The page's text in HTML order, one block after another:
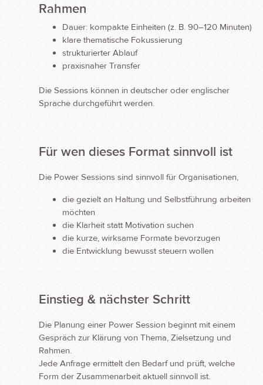
Rahmen
Dauer: kompakte Einheiten (z. B. 90–120 Minuten)
klare thematische Fokussierung
strukturierter Ablauf
praxisnaher Transfer
Die Sessions können in deutscher oder englischer
Sprache durchgeführt werden.
Für wen dieses Format sinnvoll ist
Die Power Sessions sind sinnvoll für Organisationen,
die gezielt an Haltung und Selbstführung arbeiten
möchten
die Klarheit statt Motivation suchen
die kurze, wirksame Formate bevorzugen
die Entwicklung bewusst steuern wollen
Einstieg & nächster Schritt
Die Planung einer Power Session beginnt mit einem
Gespräch zur Klärung von Thema, Zielsetzung und
Rahmen.
Jede Anfrage ermittelt den Bedarf und prüft, welche
Form der Zusammenarbeit aktuell sinnvoll ist.